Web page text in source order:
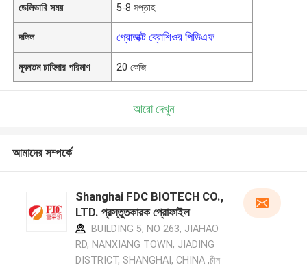
ডেলিভারি সময় 5-8 সপ্তাহ
দলিল প্রোডাক্ট ব্রোশিওর পিডিএফ
ন্যূনতম চাহিদার পরিমাণ 20 কেজি
আরো দেখুন
আমাদের সম্পর্কে
Shanghai FDC BIOTECH CO.,
LTD. প্রস্তুতকারক প্রোফাইল
BUILDING 5, NO 263, JIAHAO
RD, NANXIANG TOWN, JIADING
DISTRICT, SHANGHAI, CHINA ,চীন